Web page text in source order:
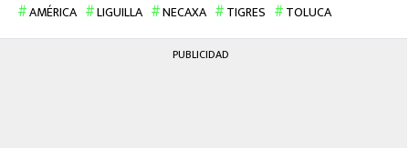
AMÉRICA LIGUILLA NECAXA TIGRES TOLUCA
PUBLICIDAD